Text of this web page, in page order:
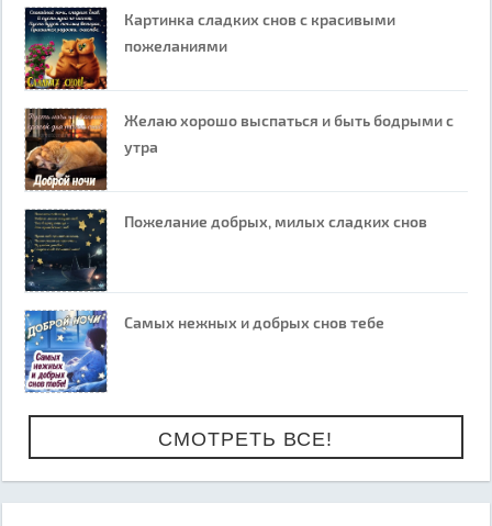
Картинка сладких снов с красивыми
пожеланиями
Желаю хорошо выспаться и быть бодрыми с
утра
Пожелание добрых, милых сладких снов
Самых нежных и добрых снов тебе
СМОТРЕТЬ ВСЕ!